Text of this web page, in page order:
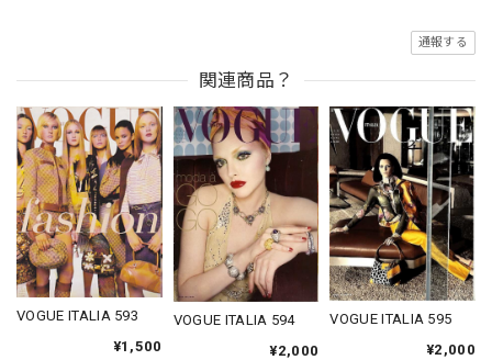
通報する
関連商品？
VOGUE ITALIA 593
¥1,500
VOGUE ITALIA 594
¥2,000
VOGUE ITALIA 595
¥2,000